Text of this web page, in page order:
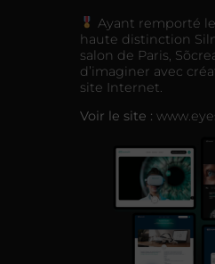
Ayant remporté
haute distinction
salon de Paris,
d’imaginer avec
site Internet.
Voir le site :